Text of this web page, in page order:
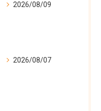
2026/08/09
2026/08/07